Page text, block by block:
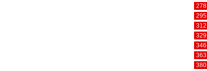
278
295
312
329
346
363
380